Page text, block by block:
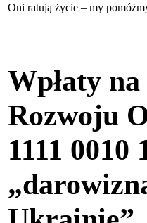
Oni ratują życie – my
Wpłaty
Rozwoju
1111 0010